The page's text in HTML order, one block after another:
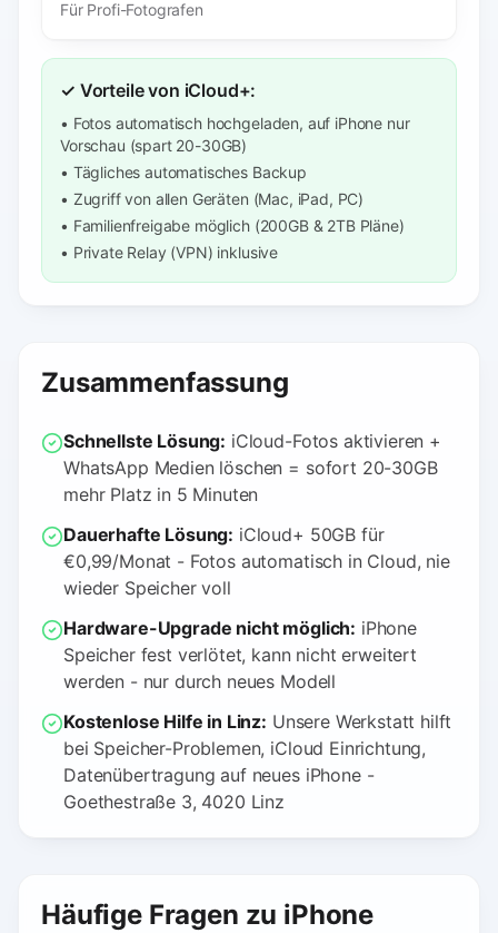
Für Profi-Fotografen
✓ Vorteile von iCloud+:
• Fotos automatisch hochgeladen, auf iPhone nur
Vorschau (spart 20-30GB)
• Tägliches automatisches Backup
• Zugriff von allen Geräten (Mac, iPad, PC)
• Familienfreigabe möglich (200GB & 2TB Pläne)
• Private Relay (VPN) inklusive
Zusammenfassung
Schnellste Lösung: iCloud-Fotos aktivieren +
WhatsApp Medien löschen = sofort 20-30GB
mehr Platz in 5 Minuten
Dauerhafte Lösung: iCloud+ 50GB für
€0,99/Monat - Fotos automatisch in Cloud, nie
wieder Speicher voll
Hardware-Upgrade nicht möglich: iPhone
Speicher fest verlötet, kann nicht erweitert
werden - nur durch neues Modell
Kostenlose Hilfe in Linz: Unsere Werkstatt hilft
bei Speicher-Problemen, iCloud Einrichtung,
Datenübertragung auf neues iPhone -
Goethestraße 3, 4020 Linz
Häufige Fragen zu iPhone